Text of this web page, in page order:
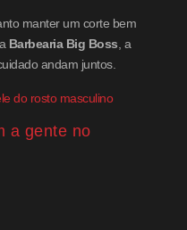
manter um corte bem
Barbearia Big Boss, a
andam juntos.
do rosto masculino
a gente no